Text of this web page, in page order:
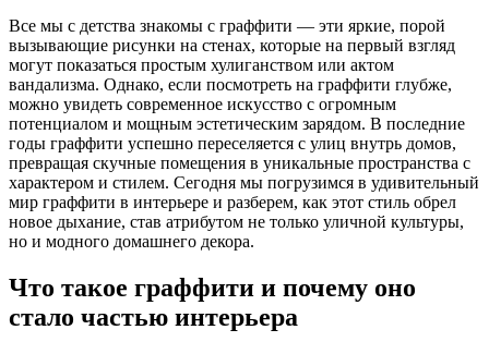
Все мы с детства знакомы с граффити — эти яркие, порой
вызывающие рисунки на стенах, которые на первый взгляд
могут показаться простым хулиганством или актом
вандализма. Однако, если посмотреть на граффити глубже,
можно увидеть современное искусство с огромным
потенциалом и мощным эстетическим зарядом. В последние
годы граффити успешно переселяется с улиц внутрь домов,
превращая скучные помещения в уникальные пространства с
характером и стилем. Сегодня мы погрузимся в удивительный
мир граффити в интерьере и разберем, как этот стиль обрел
новое дыхание, став атрибутом не только уличной культуры,
но и модного домашнего декора.
Что такое граффити и почему оно
стало частью интерьера